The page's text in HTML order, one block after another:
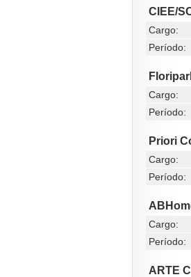
CIEE/
Cargo:
Período:
Cargo:
Período:
Priori
Cargo:
Período:
Cargo:
Período:
ARTE